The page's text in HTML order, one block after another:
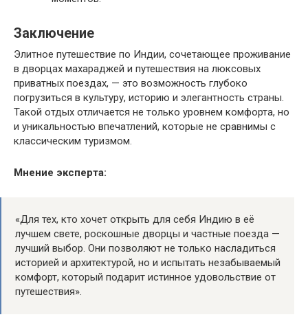
Заключение
Элитное путешествие по Индии, сочетающее проживание
в дворцах махараджей и путешествия на люксовых
приватных поездах, — это возможность глубоко
погрузиться в культуру, историю и элегантность страны.
Такой отдых отличается не только уровнем комфорта, но
и уникальностью впечатлений, которые не сравнимы с
классическим туризмом.
Мнение эксперта:
«Для тех, кто хочет открыть для себя Индию в её
лучшем свете, роскошные дворцы и частные поезда —
лучший выбор. Они позволяют не только насладиться
историей и архитектурой, но и испытать незабываемый
комфорт, который подарит истинное удовольствие от
путешествия».